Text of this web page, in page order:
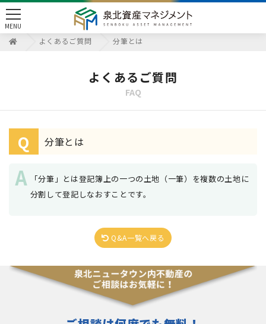
toggle
navigation
MENU
よくあるご質問 分筆とは
よくあるご質問
FAQ
Q 分筆とは
「分筆」とは登記簿上の一つの土地（一筆）を複数の土地に
分割して登記しなおすことです。
Q&A一覧へ戻る